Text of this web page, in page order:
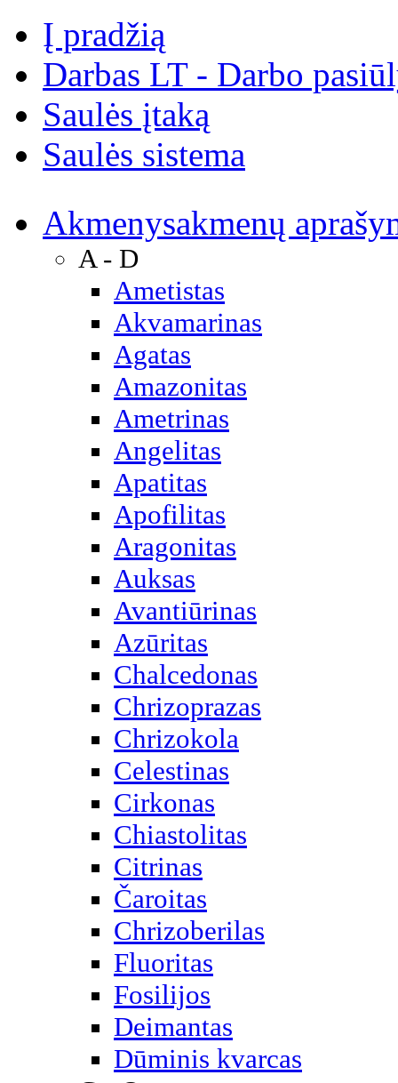
Į pradžią
Darbas LT - Darbo
Saulės įtaką
Saulės sistema
Akmenysakmenų
A - D
Ametistas
Akvamarinas
Agatas
Amazonitas
Ametrinas
Angelitas
Apatitas
Apofilitas
Aragonitas
Auksas
Avantiūrinas
Azūritas
Chalcedonas
Chrizoprazas
Chrizokola
Celestinas
Cirkonas
Chiastolitas
Citrinas
Čaroitas
Chrizoberilas
Fluoritas
Fosilijos
Deimantas
Dūminis kvarcas